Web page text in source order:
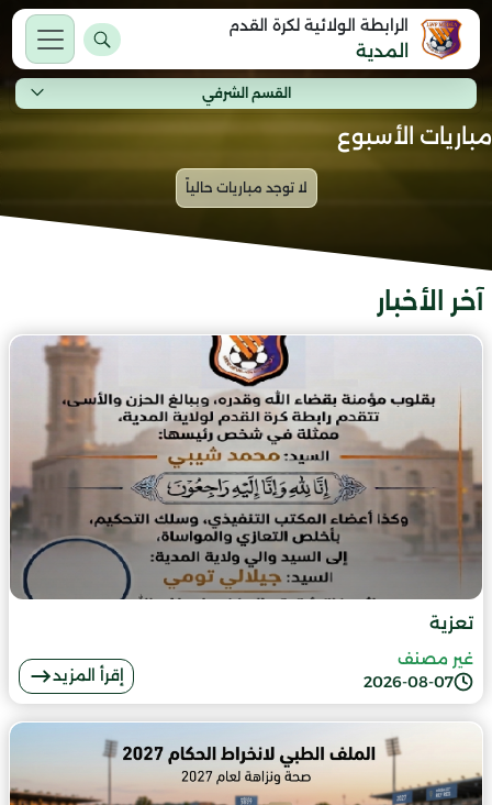
الرابطة الولائية لكرة القدم
المدية
القسم الشرفي
مباريات الأسبوع
آخر الأخبار
تعزية
2026-08-07
غير مصنف
إقرأ المزيد